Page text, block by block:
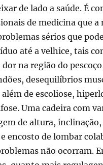
de lado a saúde. É
de medicina que a
sérios que
até a velhice, tais
dor na região do
desequilíbrios
de escoliose,
Uma cadeira com
de altura,
encosto de lombar
não ocorram.